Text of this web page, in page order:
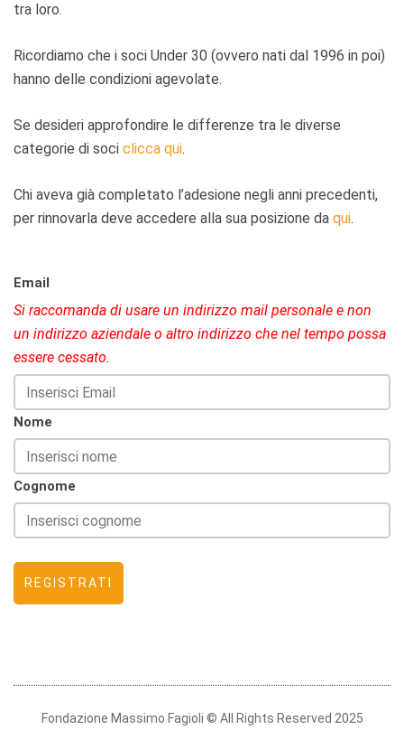
tra loro.
Ricordiamo che i soci Under 30 (ovvero nati dal 1996 in poi)
hanno delle condizioni agevolate.
Se desideri approfondire le differenze tra le diverse
categorie di soci clicca qui.
Chi aveva già completato l’adesione negli anni precedenti,
per rinnovarla deve accedere alla sua posizione da qui.
Email
Si raccomanda di usare un indirizzo mail personale e non
un indirizzo aziendale o altro indirizzo che nel tempo possa
essere cessato.
Nome
Cognome
Fondazione Massimo Fagioli © All Rights Reserved 2025